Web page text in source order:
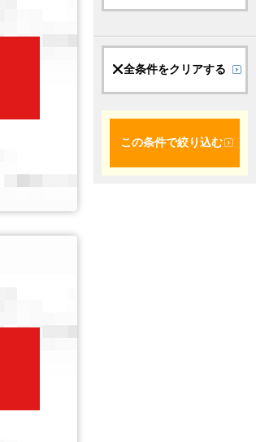
全条件をクリアする
この条件で絞り込む